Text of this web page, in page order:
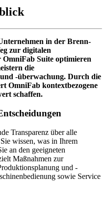
in der Brenn-
zur digitalen
Suite optimieren
die
-überwachung. Durch die
OmniFab kontextbezogene
schaffen.
Transparenz über alle
wissen, was in Ihrem
an den geeigneten
Maßnahmen zur
und -
sowie Service